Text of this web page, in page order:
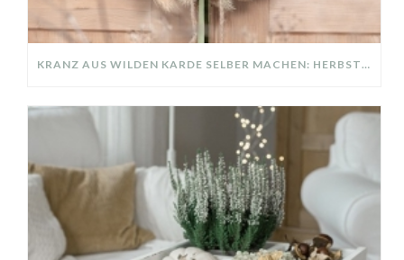
KRANZ AUS WILDEN KARDE SELBER MACHEN: HERBSTDEKO GANZ EINFACH